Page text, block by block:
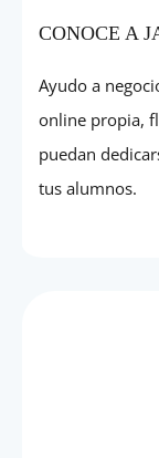
CONOCE A
Ayudo a
online propia,
puedan
tus alumnos.